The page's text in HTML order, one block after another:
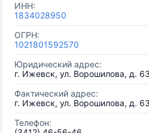
ИНН:
1834028950
ОГРН:
1021801592570
Юридический адрес:
г. Ижевск, ул. Ворошилова, д.
Фактический адрес:
г. Ижевск, ул. Ворошилова, д.
Телефон: